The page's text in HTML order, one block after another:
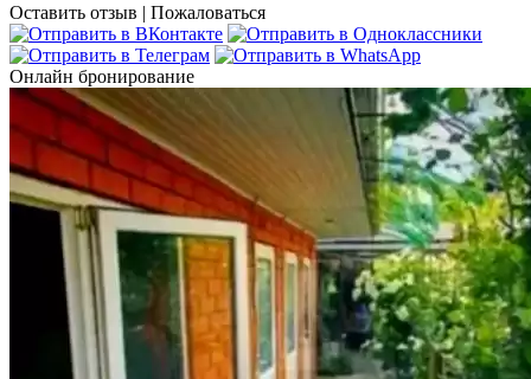
Оставить отзыв | Пожаловаться
Онлайн бронирование